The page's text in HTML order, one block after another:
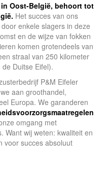
Oost-België, be­hoort tot
Het succes van ons
enkele slagers in deze
en de wijze van fokken
komen grotendeels van
straal van 250 kilometer
Duitse Eifel).
P&M Eife­ler
aan groothan­del,
Europa. We ga­randeren
omgang met
Want wij weten: kwaliteit en
voor succes absoluut